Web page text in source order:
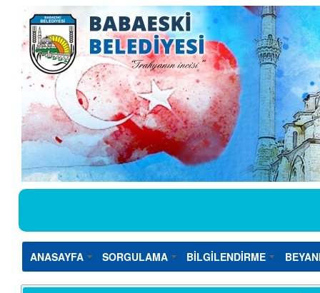
ANASAYFA SORGULAMA BİLGİLENDİRME